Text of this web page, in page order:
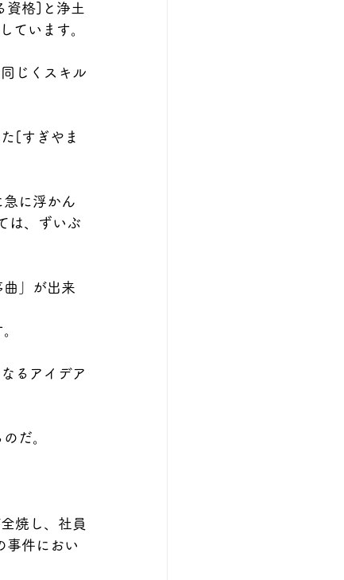
資格]と浄土
ています。
じくスキル
[すぎやま
に浮かん
は、ずいぶ
」が出来
るアイデア
だ。
焼し、社員
事件におい